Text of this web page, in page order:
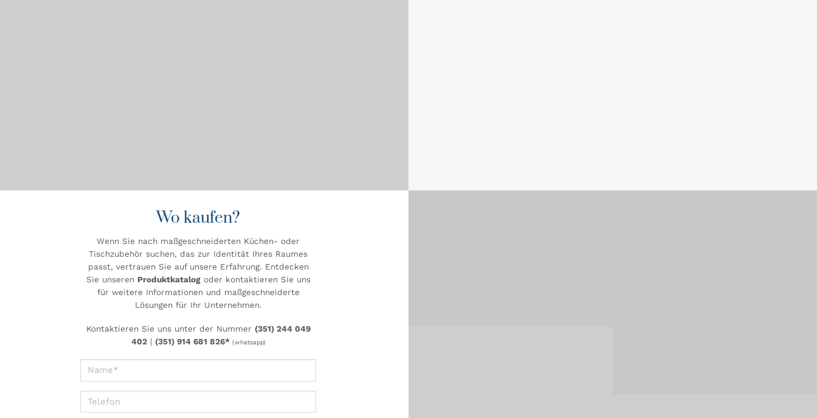
Wo kaufen?
Wenn Sie nach maßgeschneiderten Küchen- oder
Tischzubehör suchen, das zur Identität Ihres Raumes
passt, vertrauen Sie auf unsere Erfahrung. Entdecken
Sie unseren Produktkatalogoder kontaktieren Sie uns
für weitere Informationen und maßgeschneiderte
Lösungen für Ihr Unternehmen.
Kontaktieren Sie uns unter der Nummer (351) 244 049
402| (351) 914 681 826* (whatsapp)